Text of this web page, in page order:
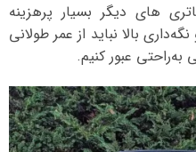
های دیگر بسیار پرهزینه
بالا نباید از عمر طولانی
به‌راحتی عبور کنیم.